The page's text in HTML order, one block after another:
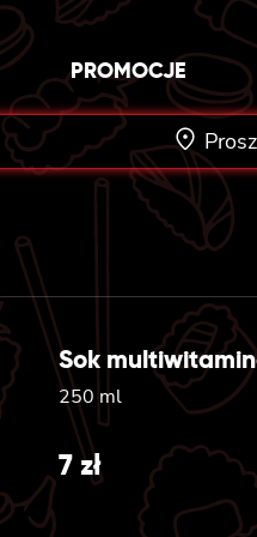
PROMOCJE
Sok
250 ml
7 zł